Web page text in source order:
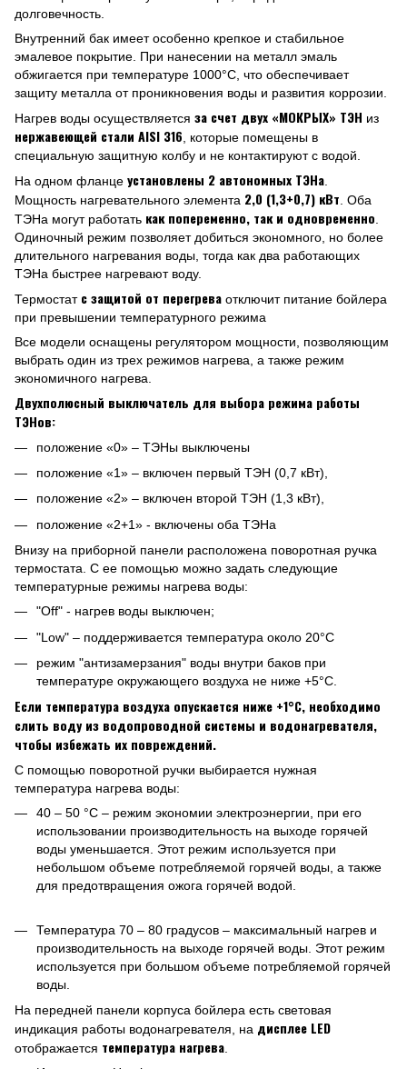
долговечность.
Внутренний бак имеет особенно крепкое и стабильное
эмалевое покрытие. При нанесении на металл эмаль
обжигается при температуре 1000°С, что обеспечивает
защиту металла от проникновения воды и развития коррозии.
Нагрев воды осуществляется за счет двух «МОКРЫХ» ТЭН из
нержавеющей стали AISI 316 , которые помещены в
специальную защитную колбу и не контактируют с водой.
На одном фланце установлены 2 автономных ТЭНа
Мощность нагревательного элемента 2,0 (1,3+0,7) кВт . Оба
ТЭНа могут работать как попеременно, так и одновременно
Одиночный режим позволяет добиться экономного, но более
длительного нагревания воды, тогда как два работающих
ТЭНа быстрее нагревают воду.
Термостатс защитой от перегрева отключит питание бойлера
при превышении температурного режима
Все модели оснащены регулятором мощности, позволяющим
выбрать один из трех режимов нагрева, а также режим
экономичного нагрева.
Двухполюсный выключатель для выбора режима работы
ТЭНов:
положение «0» – ТЭНы выключены
положение «1» – включен первый ТЭН (0,7 кВт),
положение «2» – включен второй ТЭН (1,3 кВт),
положение «2+1» - включены оба ТЭНа
Внизу на приборной панели расположена поворотная ручка
термостата. С ее помощью можно задать следующие
температурные режимы нагрева воды:
"Off" - нагрев воды выключен;
"Low" – поддерживается температура около 20°С
режим "антизамерзания" воды внутри баков при
температуре окружающего воздуха не ниже +5°С.
Если температура воздуха опускается ниже +1°С, необходимо
слить воду из водопроводной системы и водонагревателя,
чтобы избежать их повреждений.
С помощью поворотной ручки выбирается нужная
температура нагрева воды:
40 – 50 °C – режим экономии электроэнергии, при его
использовании производительность на выходе горячей
воды уменьшается. Этот режим используется при
небольшом объеме потребляемой горячей воды, а также
для предотвращения ожога горячей водой.
Температура 70 – 80 градусов – максимальный нагрев и
производительность на выходе горячей воды. Этот режим
используется при большом объеме потребляемой горячей
воды.
На передней панели корпуса бойлера есть световая
индикация работы водонагревателя, на дисплее LED
отображается температура нагрева